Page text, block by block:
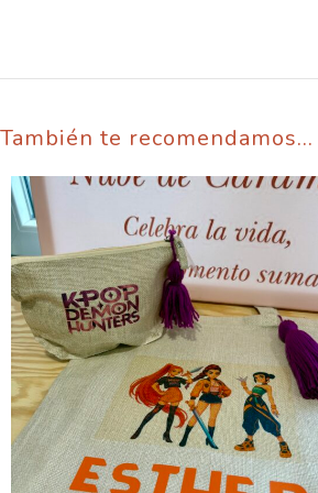
También te recomendamos…